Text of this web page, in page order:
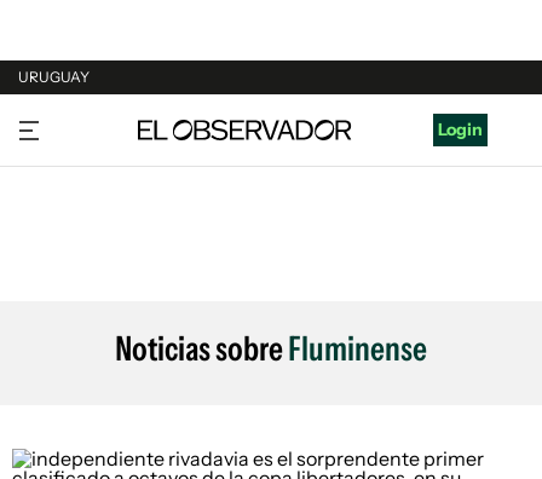
URUGUAY
URUGUAY
ARGENTINA
Login
Noticias sobreFluminense